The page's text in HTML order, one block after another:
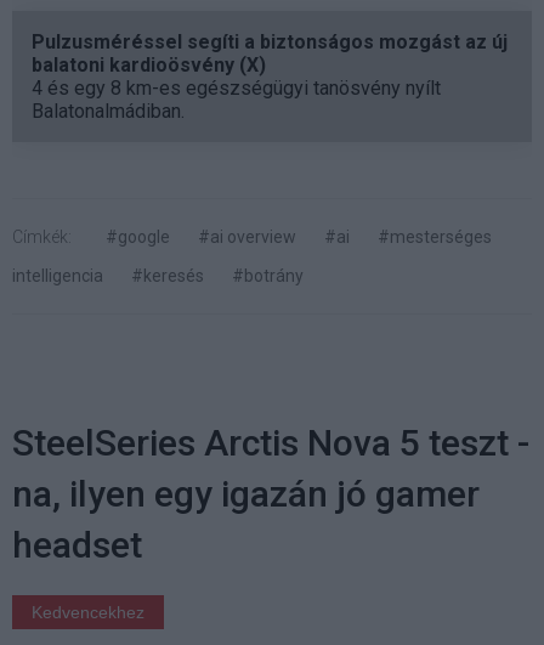
Pulzusméréssel segíti a biztonságos mozgást az új
balatoni kardioösvény (X)
4 és egy 8 km-es egészségügyi tanösvény nyílt
Balatonalmádiban.
Címkék: #google #ai overview #ai
#mesterséges
intelligencia
#keresés #botrány
SteelSeries Arctis Nova 5 teszt -
na, ilyen egy igazán jó gamer
headset
Kedvencekhez